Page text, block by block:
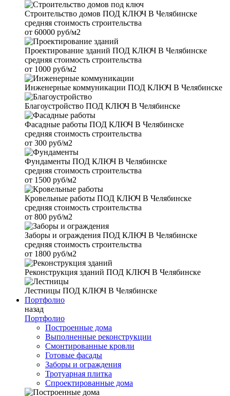
Строительство домов ПОД КЛЮЧ В Челябинске
средняя стоимость строительства
от 60000 руб/м2
Проектирование зданий ПОД КЛЮЧ В Челябинске
средняя стоимость строительства
от 1000 руб/м2
Инженерные коммуникации ПОД КЛЮЧ В Челябинске
Благоустройство ПОД КЛЮЧ В Челябинске
Фасадные работы ПОД КЛЮЧ В Челябинске
средняя стоимость строительства
от 300 руб/м2
Фундаменты ПОД КЛЮЧ В Челябинске
средняя стоимость строительства
от 1500 руб/м2
Кровельные работы ПОД КЛЮЧ В Челябинске
средняя стоимость строительства
от 800 руб/м2
Заборы и ограждения ПОД КЛЮЧ В Челябинске
средняя стоимость строительства
от 1800 руб/м2
Реконструкция зданий ПОД КЛЮЧ В Челябинске
Лестницы ПОД КЛЮЧ В Челябинске
Портфолио
назад
Портфолио
Построенные дома
Выполненные реконструкции
Смонтированные кровли
Готовые фасады
Заборы и ограждения
Тротуарная плитка
Спроектированные дома